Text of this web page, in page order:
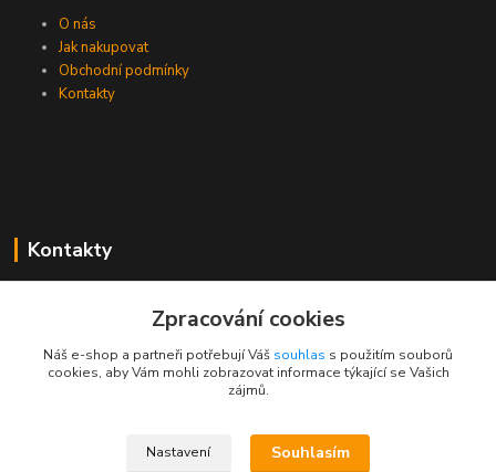
O nás
Jak nakupovat
Obchodní podmínky
Kontakty
Kontakty
+420 733 530 378
(Po-Pá, 8-15 hod.)
Zpracování cookies
Náš e-shop a partneři potřebují Váš souhlas s použitím souborů
cookies, aby Vám mohli zobrazovat informace týkající se Vašich
zájmů.
Nastavení Souhlasím